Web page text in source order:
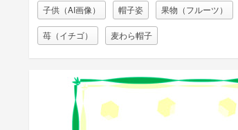
子供（AI画像） 帽子姿 果物（フルーツ）
苺（イチゴ） 麦わら帽子